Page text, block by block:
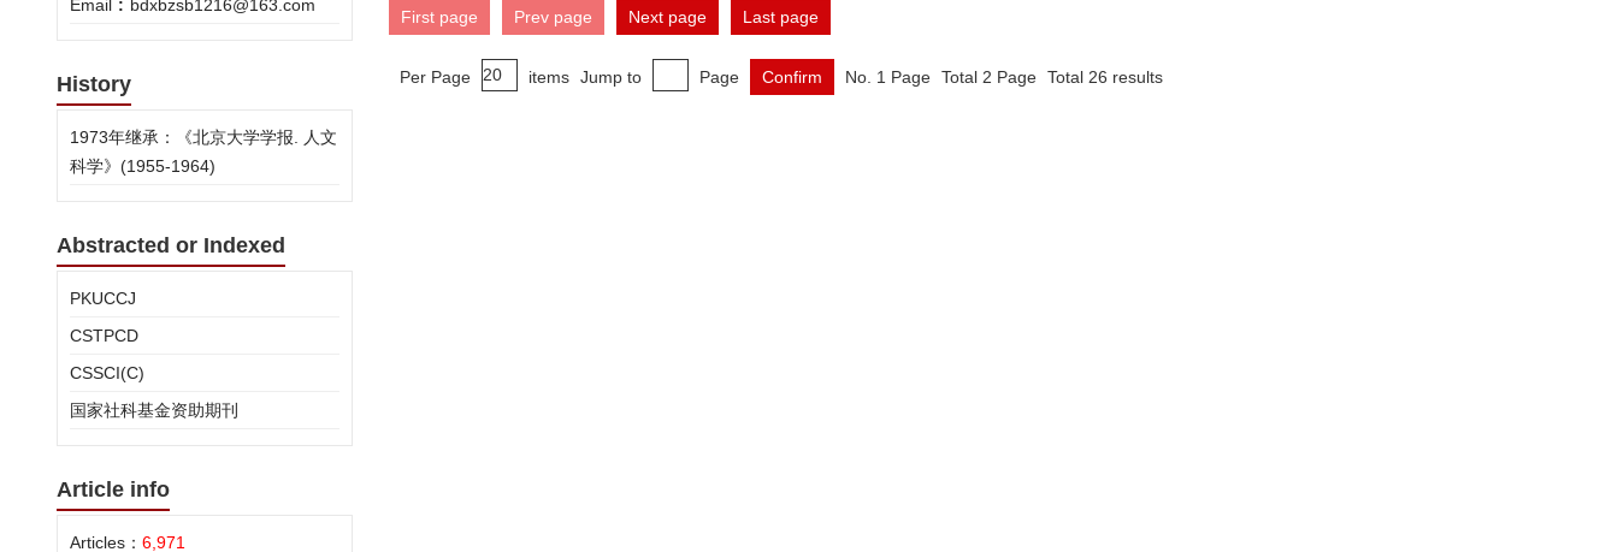
Email : bdxbzsb1216@163.com
History
1973年继承：《北京大学学报. 人文
科学》(1955-1964)
Abstracted or Indexed
PKUCCJ
CSTPCD
CSSCI(C)
国家社科基金资助期刊
Article info
Articles： 6,971
First page Prev page Next page Last page
Per Page items Jump to Page Confirm No. 1 Page Total 2 Page Total 26 results